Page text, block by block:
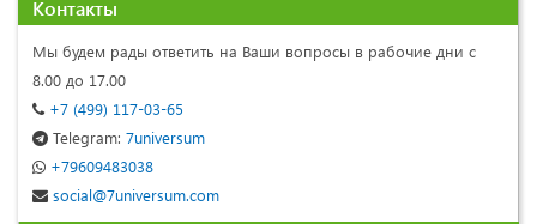
Контакты
Мы будем рады ответить на Ваши вопросы в рабочие дни с
8.00 до 17.00
+7 (499) 117-03-65
Telegram: 7universum
+79609483038
social@7universum.com